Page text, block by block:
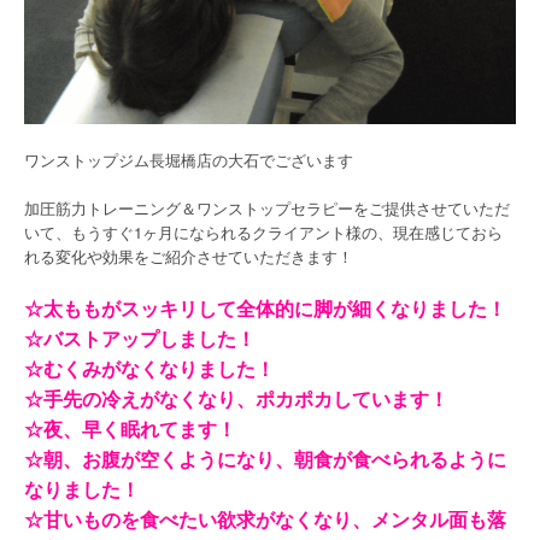
ワンストップジム長堀橋店の大石でございます
加圧筋力トレーニング＆ワンストップセラピーをご提供させていただ
いて、もうすぐ1ヶ月になられるクライアント様の、現在感じておら
れる変化や効果をご紹介させていただきます！
☆太ももがスッキリして全体的に脚が細くなりました！
☆バストアップしました！
☆むくみがなくなりました！
☆手先の冷えがなくなり、ポカポカしています！
☆夜、早く眠れてます！
☆朝、お腹が空くようになり、朝食が食べられるように
なりました！
☆甘いものを食べたい欲求がなくなり、メンタル面も落